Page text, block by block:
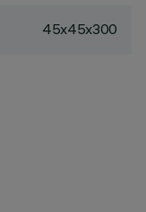
45x45x300